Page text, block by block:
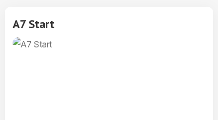
A7 Start